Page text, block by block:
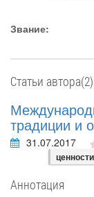
Звание:
Статьи автора(2)
традиции и
31.07.2017
ценности
Аннотация